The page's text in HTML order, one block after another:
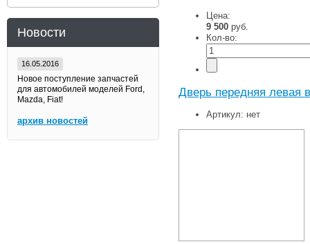
Новости
16.05.2016
Новое поступление запчастей
для автомобилей моделей Ford,
Mazda, Fiat!
архив новостей
Цена:
9 500 руб.
Кол-во:
Дверь передняя левая
Артикул: нет